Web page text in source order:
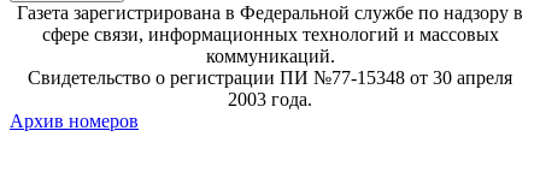
Газета зарегистрирована в Федеральной службе по надзору в
сфере связи, информационных технологий и массовых
коммуникаций.
Свидетельство о регистрации ПИ №77-15348 от 30 апреля
2003 года.
Архив номеров